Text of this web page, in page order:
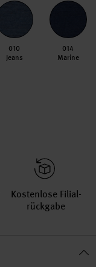
010
Jeans
014
Marine
Kosten­lose Filial­
rückgabe